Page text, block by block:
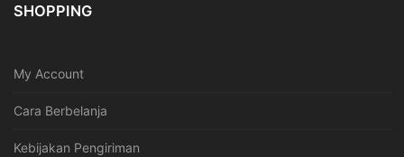
SHOPPING
My Account
Cara Berbelanja
Kebijakan Pengiriman